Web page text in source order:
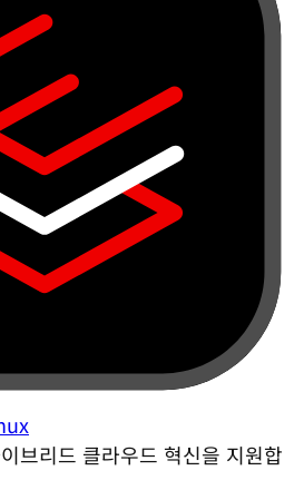
브리드 클라우드 혁신을 지원합